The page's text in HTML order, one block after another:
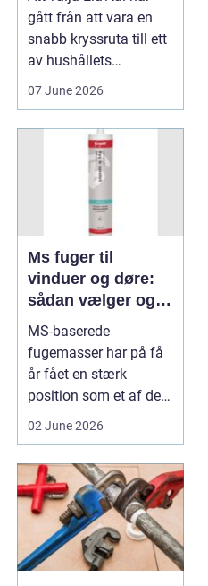
gått från att vara en
snabb kryssruta till ett
av hushållets
viktigaste ekonom...
07 June 2026
Ms fuger til
vinduer og døre:
sådan vælger og
bruger du dem
rigtigt
MS-baserede
fugemasser har på få
år fået en stærk
position som et af de
mest alsidige valg til
02 June 2026